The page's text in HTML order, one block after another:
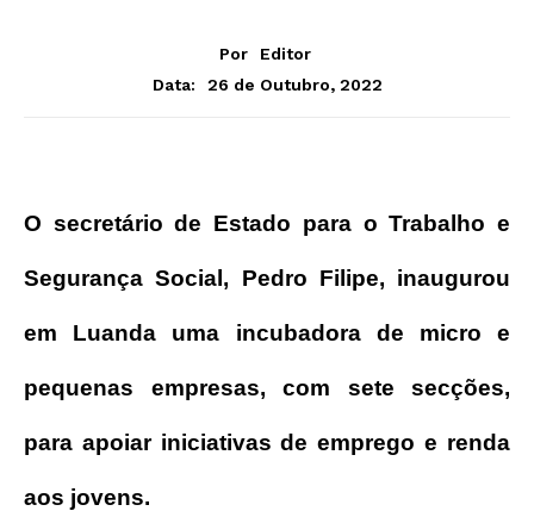
Por
Editor
Data:
26 de Outubro, 2022
O secretário de Estado para o Trabalho e
Segurança Social, Pedro Filipe, inaugurou
em Luanda uma incubadora de micro e
pequenas empresas, com sete secções,
para apoiar iniciativas de emprego e renda
aos jovens.